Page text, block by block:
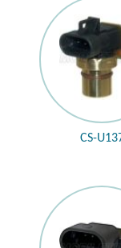
CS-